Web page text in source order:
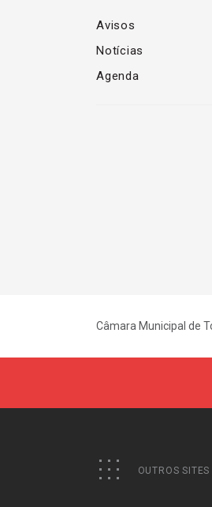
Avisos
Notícias
Agenda
Câmara Municipal de
OUTROS